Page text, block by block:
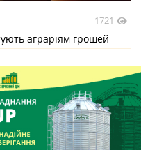
1721
аграріям грошей